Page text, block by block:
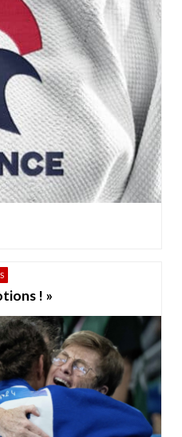
! »